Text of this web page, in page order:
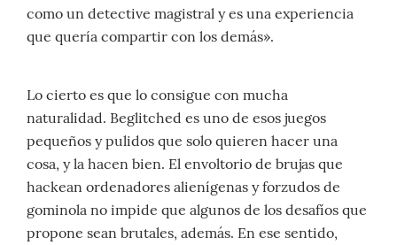
como un detective magistral y es una experiencia
que quería compartir con los demás».
Lo cierto es que lo consigue con mucha
naturalidad. Beglitched es uno de esos juegos
pequeños y pulidos que solo quieren hacer una
cosa, y la hacen bien. El envoltorio de brujas que
hackean ordenadores alienígenas y forzudos de
gominola no impide que algunos de los desafíos que
propone sean brutales, además. En ese sentido,